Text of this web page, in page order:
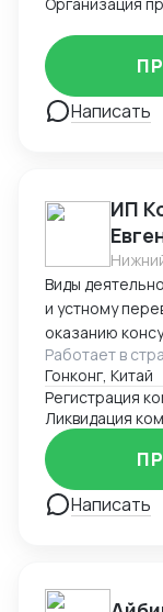
Вашей
Написать
ИП
Виды
и устному
оказанию
услуг (63.99.1)
Работает в
Гонконг, Китай
Регистрация
Ликвидация
Написать